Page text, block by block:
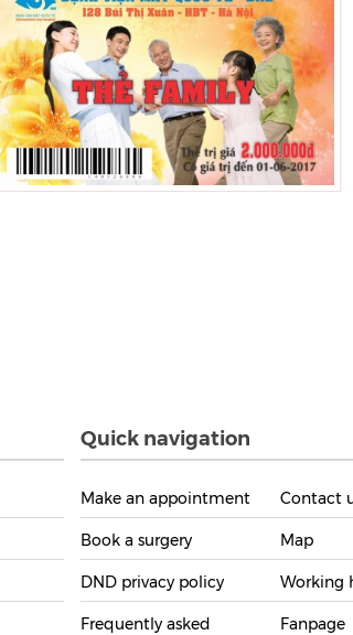
Quick navigation
Make an appointment
Book a surgery
DND privacy policy
Frequently asked
Contact
Map
Working
Fanpage